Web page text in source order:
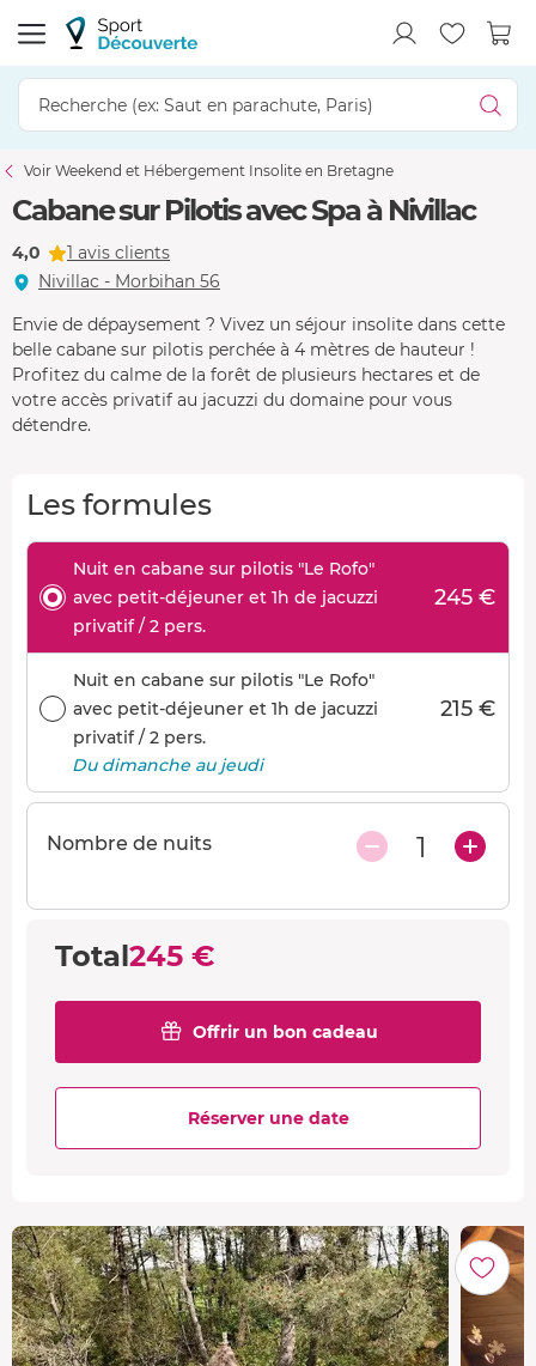
Voir Weekend et Hébergement Insolite en Bretagne
Cabane sur Pilotis avec Spa à Nivillac
4,0
1 avis clients
Nivillac - Morbihan 56
Envie de dépaysement ? Vivez un séjour insolite dans cette
belle cabane sur pilotis perchée à 4 mètres de hauteur !
Profitez du calme de la forêt de plusieurs hectares et de
votre accès privatif au jacuzzi du domaine pour vous
détendre.
Les formules
Nuit en cabane sur pilotis "Le Rofo"
avec petit-déjeuner et 1h de jacuzzi
privatif / 2 pers.
245 €
Nuit en cabane sur pilotis "Le Rofo"
avec petit-déjeuner et 1h de jacuzzi
privatif / 2 pers.
215 €
Du dimanche au jeudi
Nombre de nuits 1
Total245 €
Offrir un bon cadeau
Réserver une date